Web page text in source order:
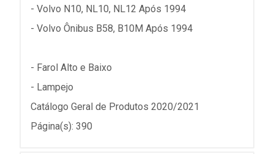
- Volvo N10, NL10, NL12 Após 1994
- Volvo Ônibus B58, B10M Após 1994
- Farol Alto e Baixo
- Lampejo
Catálogo Geral de Produtos 2020/2021
Página(s): 390